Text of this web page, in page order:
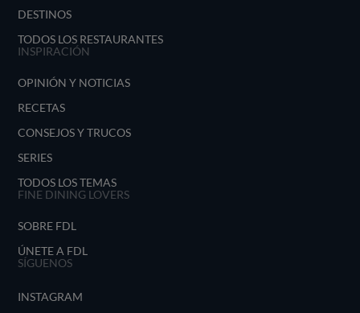
DESTINOS
TODOS LOS RESTAURANTES
INSPIRACIÓN
OPINIÓN Y NOTICIAS
RECETAS
CONSEJOS Y TRUCOS
SERIES
TODOS LOS TEMAS
FINE DINING LOVERS
SOBRE FDL
ÚNETE A FDL
SÍGUENOS
INSTAGRAM